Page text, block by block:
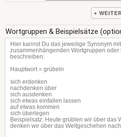
+
Wortgruppen & Beispielsätze